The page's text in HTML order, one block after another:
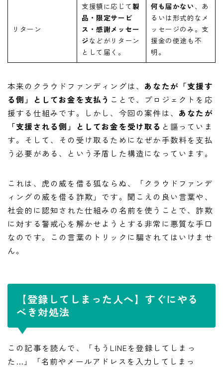
リターン
支援額に応じて製
品・限定サービ
ス・感謝メッセー
ジなどがリターン
として届く。
何も届かない 、あ
るいは形式的なメ
ッセージのみ。支
援金の使途も不
明。
本来のクラウドファンディングは、 あなたが「支援す
る側」としてお金を支払う ことで、プロジェクトを応
援する仕組みです。しかし、今回の案件は、 あなたが
「支援される側」としてお金を受け取る と謳っていま
す。そして、その受け取るためになぜか手数料を支払
う必要がある、という矛盾した構造になっています。
これは、虎の威を借る狐ならぬ、「クラウドファンデ
ィングの威を借る詐欺」です。聞こえの良い言葉や、
社会的に認知された仕組みの名前を使うことで、詐欺
に対する警戒心を解かせようとする非常に悪質な手口
なのです。この言葉のトリックに騙されてはいけませ
ん。
【登録してしまった人へ】すぐにやる
べき対処法
この記事を読んで、「もうLINEを登録してしまっ
た…」「名前やメールアドレスを入力してしまっ